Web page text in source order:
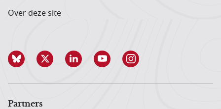
Over deze site
Partners